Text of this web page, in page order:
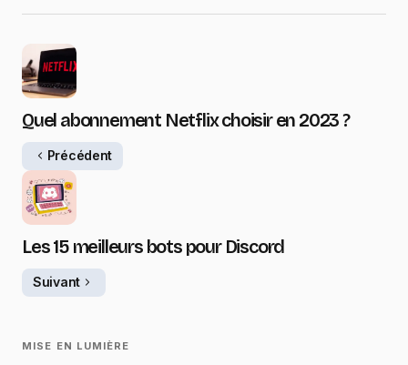
Quel abonnement Netflix choisir en 2023 ?
Précédent
Les 15 meilleurs bots pour Discord
Suivant
MISE EN LUMIÈRE